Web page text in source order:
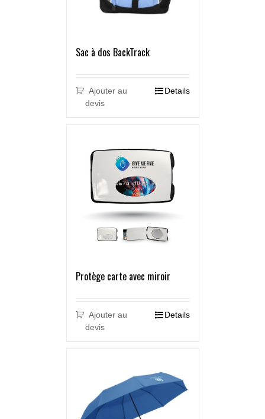
Sac à dos BackTrack
Ajouter au
devis
Details
Protège carte avec miroir
Ajouter au
devis
Details